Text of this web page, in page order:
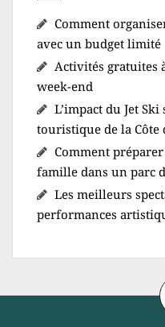
Comment
avec un budget limité
Activités gratuites
week-end
L’impact du Jet
touristique de la Côte
Comment
famille dans un parc
Les meilleurs
performances